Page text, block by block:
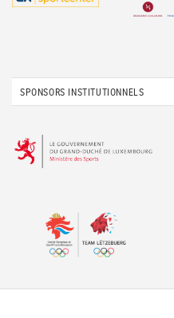
SPONSORS INSTITUTIONNELS